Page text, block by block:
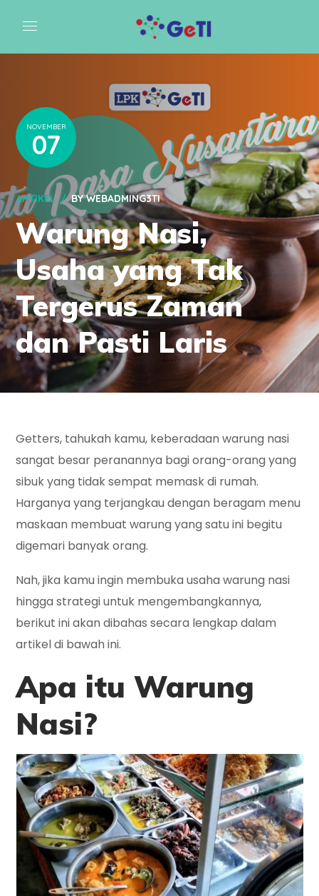
NOVEMBER
07
ARTIKEL BYWEBADMING3TI
Warung Nasi,
Usaha yang Tak
Tergerus Zaman
dan Pasti Laris
Getters, tahukah kamu, keberadaan warung nasi
sangat besar peranannya bagi orang-orang yang
sibuk yang tidak sempat memask di rumah.
Harganya yang terjangkau dengan beragam menu
maskaan membuat warung yang satu ini begitu
digemari banyak orang.
Nah, jika kamu ingin membuka usaha warung nasi
hingga strategi untuk mengembangkannya,
berikut ini akan dibahas secara lengkap dalam
artikel di bawah ini.
Apa itu Warung
Nasi?